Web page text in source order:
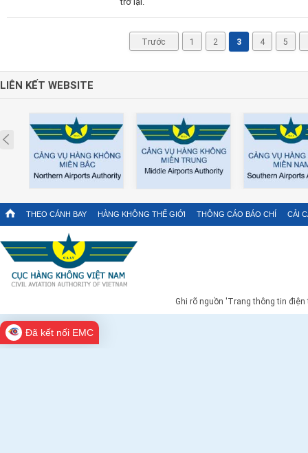
Trước 1 2 3 4 5
LIÊN KẾT WEBSITE
Prev
THEO CÁNH BAY HÀNG KHÔNG THẾ GIỚI THÔNG CÁO BÁO CHÍ CẢI
Ghi rõ nguồn 'Trang thông tin
Đã kết nối EMC